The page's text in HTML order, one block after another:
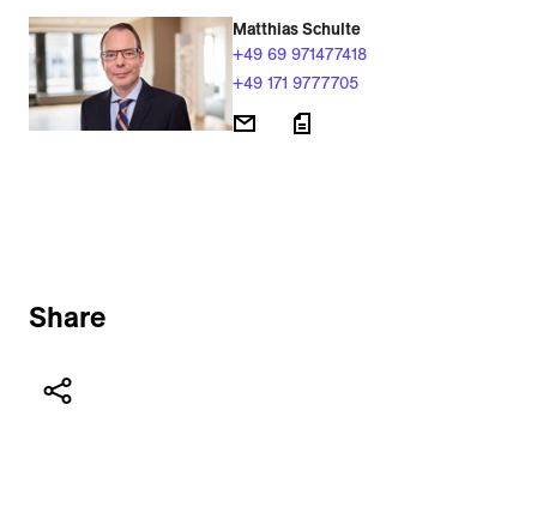
Matthias Schulte
+49 69 971477418
+49 171 9777705
Share